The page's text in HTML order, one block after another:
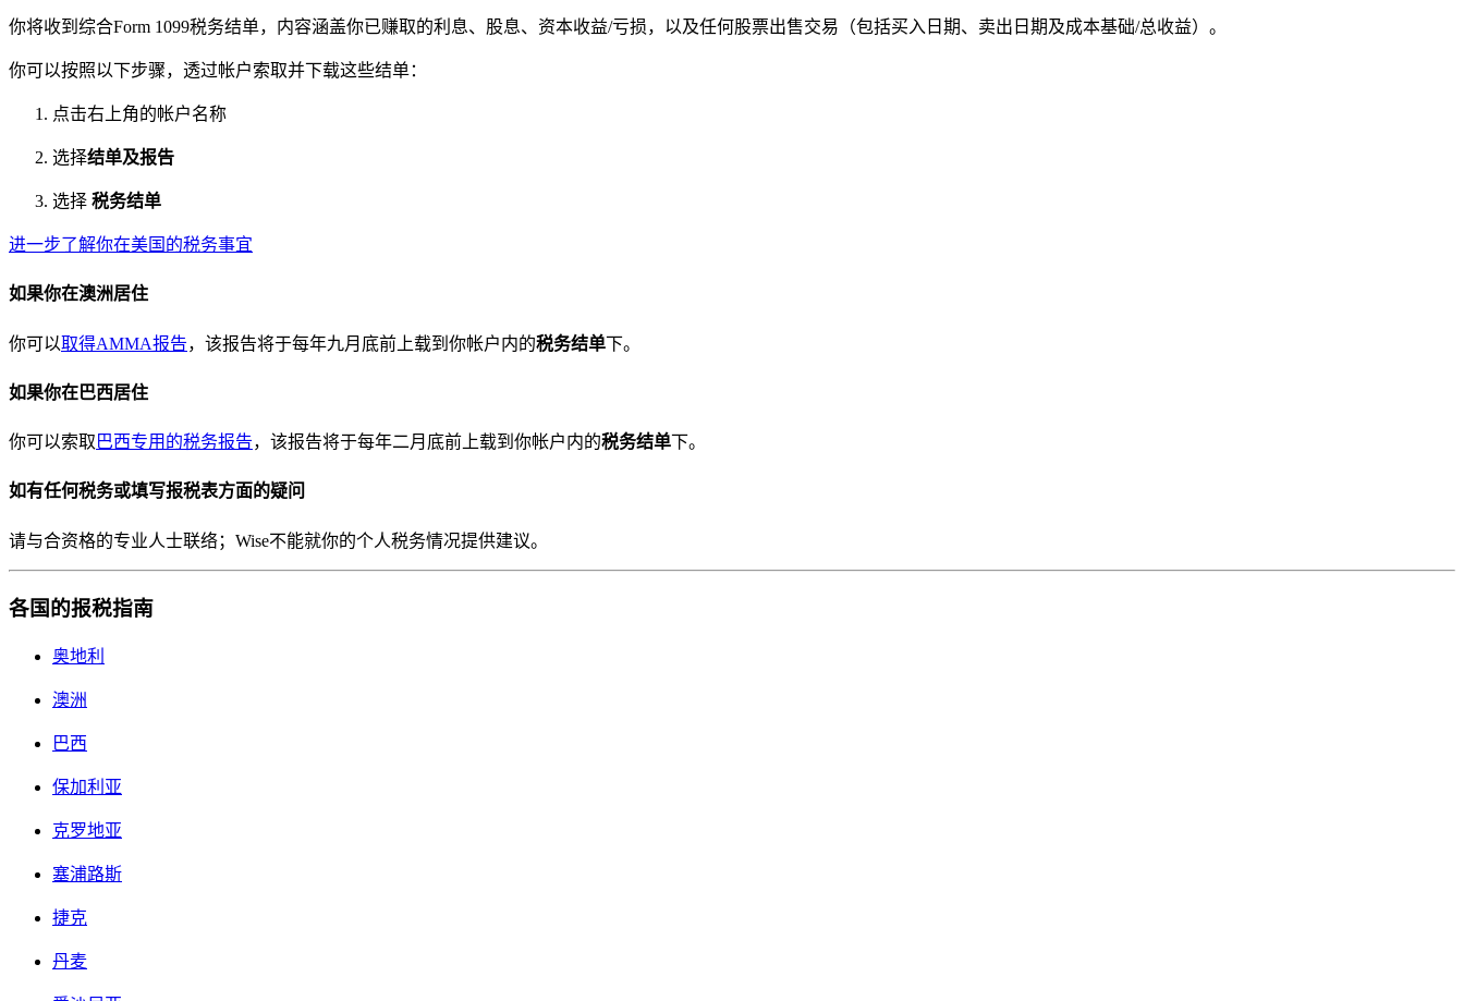
你将收到综合Form 1099税务结单，内容涵盖你已赚取的利息、股息、资本收益/亏损，以及任何股票出售交易（包括买入日期、卖出日期及成本基础/总收益）。
你可以按照以下步骤，透过帐户索取并下载这些结单：
点击右上角的帐户名称
选择结单及报告
选择 税务结单
进一步了解你在美国的税务事宜
如果你在澳洲居住
你可以取得AMMA报告，该报告将于每年九月底前上载到你帐户内的税务结单下。
如果你在巴西居住
你可以索取 巴西专用的税务报告，该报告将于每年二月底前上载到你帐户内的税务结单下。
如有任何税务或填写报税表方面的疑问
请与合资格的专业人士联络；Wise不能就你的个人税务情况提供建议。
各国的报税指南
奥地利
澳洲
巴西
保加利亚
克罗地亚
塞浦路斯
捷克
丹麦